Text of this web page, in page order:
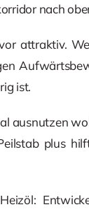
nach
attraktiv.
ist.
ausnutzen
plus